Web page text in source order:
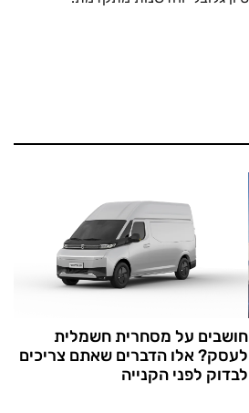
חושבים על מסחרית חשמלית
לעסק? אלו הדברים שאתם צריכים
לבדוק לפני הקנייה